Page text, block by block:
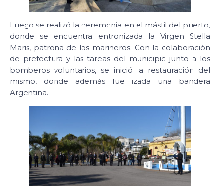
Luego se realizó la ceremonia en el mástil del puerto,
donde se encuentra entronizada la Virgen Stella
Maris, patrona de los marineros. Con la colaboración
de prefectura y las tareas del municipio junto a los
bomberos voluntarios, se inició la restauración del
mismo, donde además fue izada una bandera
Argentina.